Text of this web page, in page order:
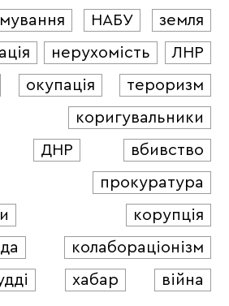
НАБУ
земля
нерухомість
ЛНР
окупація
тероризм
коригувальники
ДНР
вбивство
прокуратура
корупція
колабораціонізм
хабар війна